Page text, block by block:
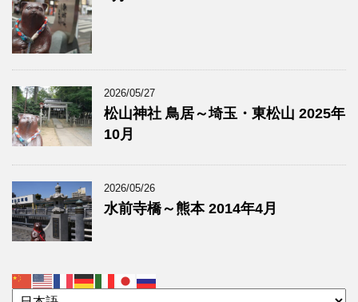
2026/05/27
松山神社 鳥居～埼玉・東松山 2025年
10月
2026/05/26
水前寺橋～熊本 2014年4月